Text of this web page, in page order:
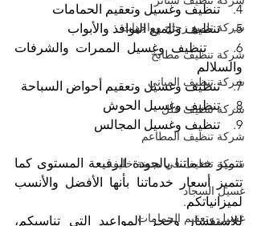
شركة تلميع زجاج وواجهات
شركة تنظيف مطابخ
شركة تنظيف المباني
شركة تنظيف فلل
شركة تنظيف المطاعم
شركة تنظيف في مدينة خليفة
غسيل السجاد
غسيل وتعقيم الحمامات
4.    تنظيف وغسيل وتعقيم الحمامات
5.    تنظيف وتلميع النوافذ والأبواب
والسلالم
7.    تنظيف وغسيل وتعقيم أحواض السباحة
8.    تنظيف وغسيل الحوش
9.    تنظيف وغسيل المجالس
لميزانياتكم.